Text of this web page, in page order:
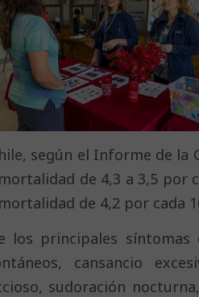
según el Informe de la
de 4,3 a 3,5 por
de 4,2 por cada
los principales
cansancio
sudoración